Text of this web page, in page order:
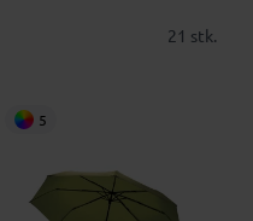
21 stk.
5